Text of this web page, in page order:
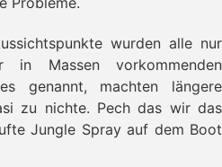
wurden alle nur
Massen vorkommenden
genannt, machten längere
zu nichte. Pech das wir das
Jungle Spray auf dem Boot